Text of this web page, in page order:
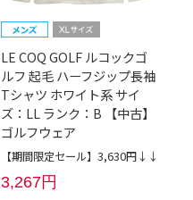
LE COQ GOLF ルコックゴ
ルフ 起毛 ハーフジップ長袖
Tシャツ ホワイト系 サイ
ズ：LL ランク：B 【中古】
ゴルフウェア
【期間限定セール】3,630円↓↓
3,267円